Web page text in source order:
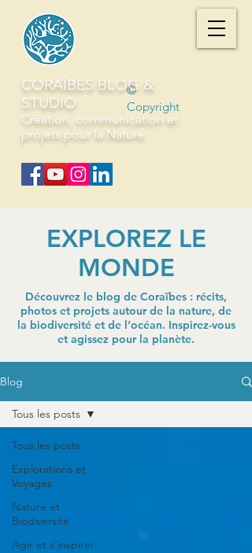
©
Copyright
CORAÏBES BLOG &
STUDIO
Création, communication et
projets pour la Nature
EXPLOREZ LE
MONDE
Découvrez le blog de Coraïbes : récits,
photos et projets autour de la nature, de
la biodiversité et de l’océan. Inspirez-vous
et agissez pour la planète.
Blog
Tous les posts
Explorations et
Voyages
Nature et
Biodiversité
Agir et s'inspirer
Tous les posts